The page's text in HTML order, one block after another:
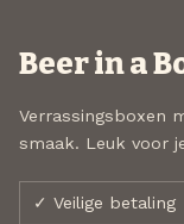
Beer in a
Verrassingsboxen
smaak. Leuk voor
✓ Veilige betaling